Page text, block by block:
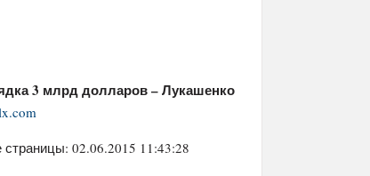
3 млрд долларов – Лукашенко
02.06.2015 11:43:28